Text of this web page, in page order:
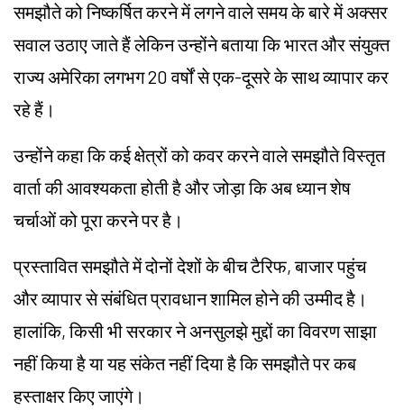
समझौते को निष्कर्षित करने में लगने वाले समय के बारे में अक्सर
सवाल उठाए जाते हैं लेकिन उन्होंने बताया कि भारत और संयुक्त
राज्य अमेरिका लगभग 20 वर्षों से एक-दूसरे के साथ व्यापार कर
रहे हैं।
उन्होंने कहा कि कई क्षेत्रों को कवर करने वाले समझौते विस्तृत
वार्ता की आवश्यकता होती है और जोड़ा कि अब ध्यान शेष
चर्चाओं को पूरा करने पर है।
प्रस्तावित समझौते में दोनों देशों के बीच टैरिफ, बाजार पहुंच
और व्यापार से संबंधित प्रावधान शामिल होने की उम्मीद है।
हालांकि, किसी भी सरकार ने अनसुलझे मुद्दों का विवरण साझा
नहीं किया है या यह संकेत नहीं दिया है कि समझौते पर कब
हस्ताक्षर किए जाएंगे।